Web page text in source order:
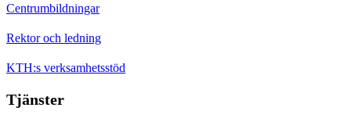
Centrumbildningar
Rektor och ledning
KTH:s verksamhetsstöd
Tjänster